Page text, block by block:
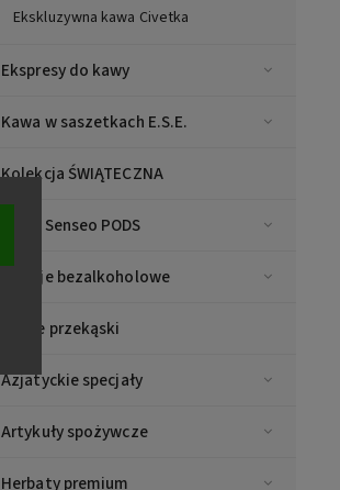
Ekskluzywna kawa Civetka
Ekspresy do kawy
Kawa w saszetkach E.S.E.
Kolekcja ŚWIĄTECZNA
Kawa Senseo PODS
Napoje bezalkoholowe
Piwne przekąski
Azjatyckie specjały
Artykuły spożywcze
Herbaty premium